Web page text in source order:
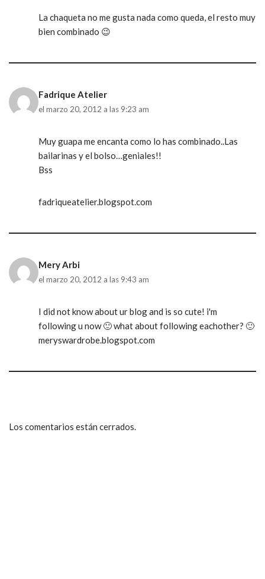
La chaqueta no me gusta nada como queda, el resto muy
bien combinado 😉
Fadrique Atelier
el marzo 20, 2012 a las 9:23 am
Muy guapa me encanta como lo has combinado..Las
bailarinas y el bolso…geniales!!
Bss
fadriqueatelier.blogspot.com
Mery Arbi
el marzo 20, 2012 a las 9:43 am
I did not know about ur blog and is so cute! i'm
following u now 🙂 what about following eachother? 🙂
meryswardrobe.blogspot.com
Los comentarios están cerrados.